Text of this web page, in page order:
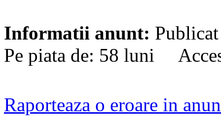
Informatii anunt:
Pe piata de: 58 luni
Raporteaza o eroare in